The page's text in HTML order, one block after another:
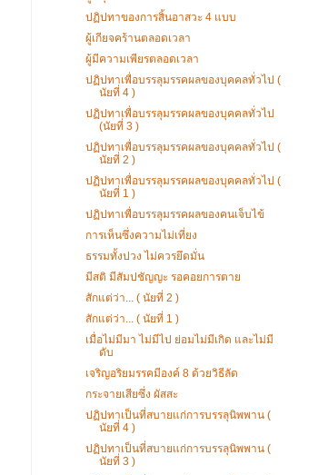
ปฏิปทาของการสิ้นอาสวะ 4 แบบ
ผู้เกียจคร้านตลอดเวลา
ผู้มีความเพียรตลอดเวลา
ปฏิปทาเพื่อบรรลุมรรคผลของบุคคลทั่วไป (
นัยที่ 4 )
ปฏิปทาเพื่อบรรลุมรรคผลของบุคคลทั่วไป
(นัยที่ 3 )
ปฏิปทาเพื่อบรรลุมรรคผลของบุคคลทั่วไป (
นัยที่ 2 )
ปฏิปทาเพื่อบรรลุมรรคผลของบุคคลทั่วไป (
นัยที่ 1 )
ปฏิปทาเพื่อบรรลุมรรคผลของคนเจ็บไข้
การเห็นซึ่งความไม่เที่ยง
ธรรมทั้งปวง ไม่ควรยึดมั่น
มีสติ มีสัมปชัญญะ รอคอยการตาย
สักแต่ว่า... ( นัยที่ 2 )
สักแต่ว่า... ( นัยที่ 1 )
เมื่อไม่มีมา ไม่มีไป ย่อมไม่มีเกิด และไม่มี
ดับ
เจริญอริยมรรคมีองค์ 8 ด้วยวิธีลัด
กระจายเสียซึ่ง ผัสสะ
ปฏิปทาเป็นที่สบายแก่การบรรลุนิพพาน (
นัยที่ 4 )
ปฏิปทาเป็นที่สบายแก่การบรรลุนิพพาน (
นัยที่ 3 )